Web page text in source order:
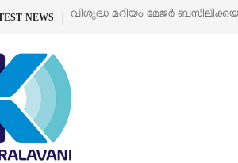
NEWS
ഓഗസ്റ്റ് 5 –‘പെറ്റൽസ്’ ലൈഫ് സ്റ്റൈൽ